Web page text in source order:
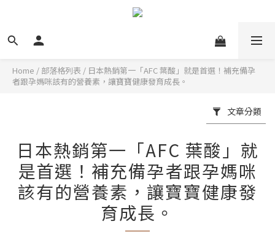
Home / 部落格列表 / 日本熱銷第一「AFC 葉酸」就是首選！補充備孕
者跟孕媽咪該有的營養素，讓寶寶健康發育成長。
文章分類
日本熱銷第一「AFC 葉酸」就
是首選！補充備孕者跟孕媽咪
該有的營養素，讓寶寶健康發
育成長。